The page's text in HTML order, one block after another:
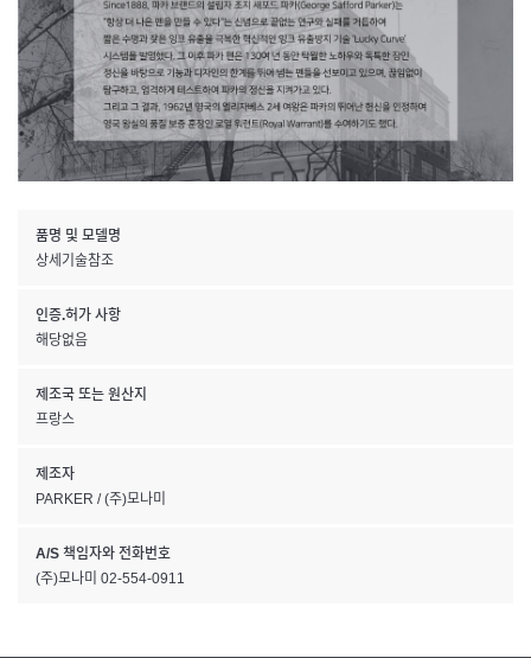
품명 및 모델명
상세기술참조
인증.허가 사항
해당없음
제조국 또는 원산지
프랑스
제조자
PARKER / (주)모나미
A/S 책임자와 전화번호
(주)모나미 02-554-0911